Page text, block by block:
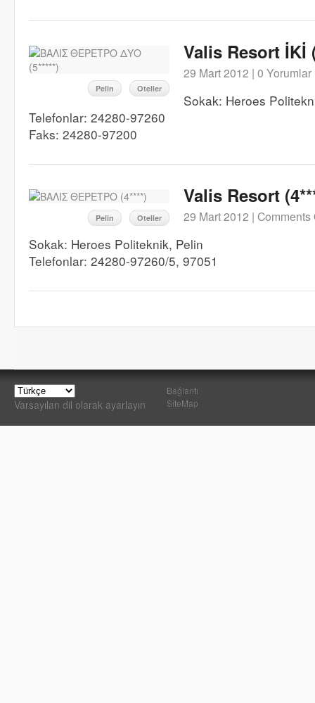
Pelin Oteller
Valis Resort İKİ
29 Mart 2012 | 0 Yorumlar
Sokak: Heroes
Telefonlar: 24280-97260
Faks: 24280-97200
Pelin Oteller
Valis Resort
29 Mart 2012 | Comments
Sokak: Heroes Politeknik, Pelin
Telefonlar: 24280-97260/5, 97051
Varsayılan dil olarak ayarlayın
Bağlantı
SiteMap